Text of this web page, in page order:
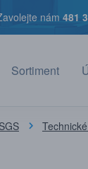
nám 481
Sortiment